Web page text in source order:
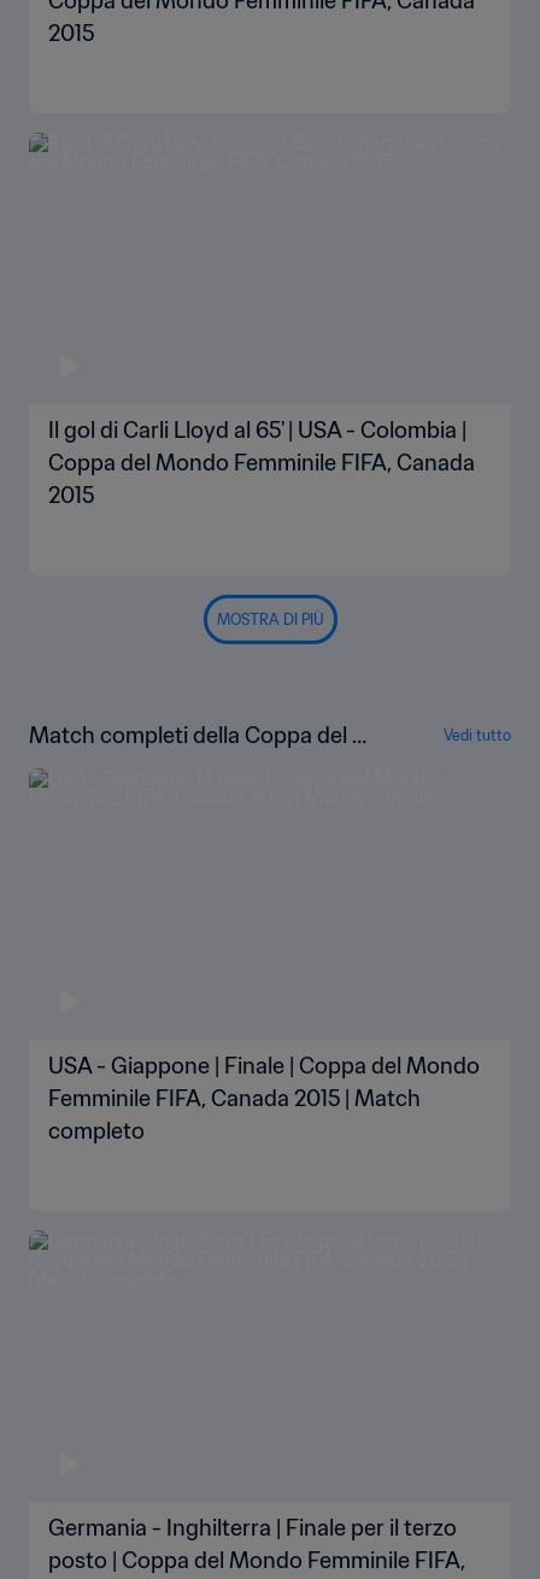
2015
Il gol di Carli Lloyd al 65' | USA - Colombia |
Coppa del Mondo Femminile FIFA, Canada
2015
MOSTRA DI PIÙ
Match completi della Coppa del Mo
ndo femminile FIFA Canada 2015
Vedi tutto
USA - Giappone | Finale | Coppa del Mondo
Femminile FIFA, Canada 2015 | Match
completo
Germania - Inghilterra | Finale per il terzo
posto | Coppa del Mondo Femminile FIFA,